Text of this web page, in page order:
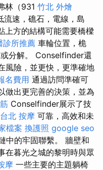
林（931 竹北 外燴
速，礁石，電線，島
上方的結構可能需要橋樑
診所推薦 車輪位置，桅
分解。 Conselfinder還
風險，並更快，更準確地
名費用 通過訪問準確可
做出更完善的決策，並為
Conselfinder展示了技
台北 按摩 可靠，高效和未
檔案 換護照 google seo
中的牢固聯繫。 牆壁和
在暮光之城的黎明時與眾
摩 一些主要的主題躺椅